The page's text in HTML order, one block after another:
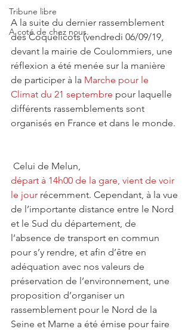
Tribune libre
A coté de chez nous.
A la suite du dernier rassemblement
des Coquelicots (vendredi 06/09/19,
devant la mairie de Coulommiers, une
réflexion a été menée sur la manière
de participer à la Marche pour le
Climat du 21 septembre pour laquelle
différents rassemblements sont
organisés en France et dans le monde.
Celui de Melun,
départ à 14h00 de la gare, vient de voir
le jour récemment. Cependant, à la vue
de l’importante distance entre le Nord
et le Sud du département, de
l’absence de transport en commun
pour s’y rendre, et afin d’être en
adéquation avec nos valeurs de
préservation de l’environnement, une
proposition d’organiser un
rassemblement pour le Nord de la
Seine et Marne a été émise pour faire